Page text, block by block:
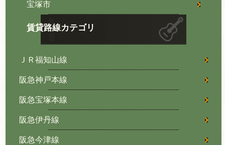
宝塚市
賃貸路線カテゴリ
ＪＲ福知山線
阪急神戸本線
阪急宝塚本線
阪急伊丹線
阪急今津線